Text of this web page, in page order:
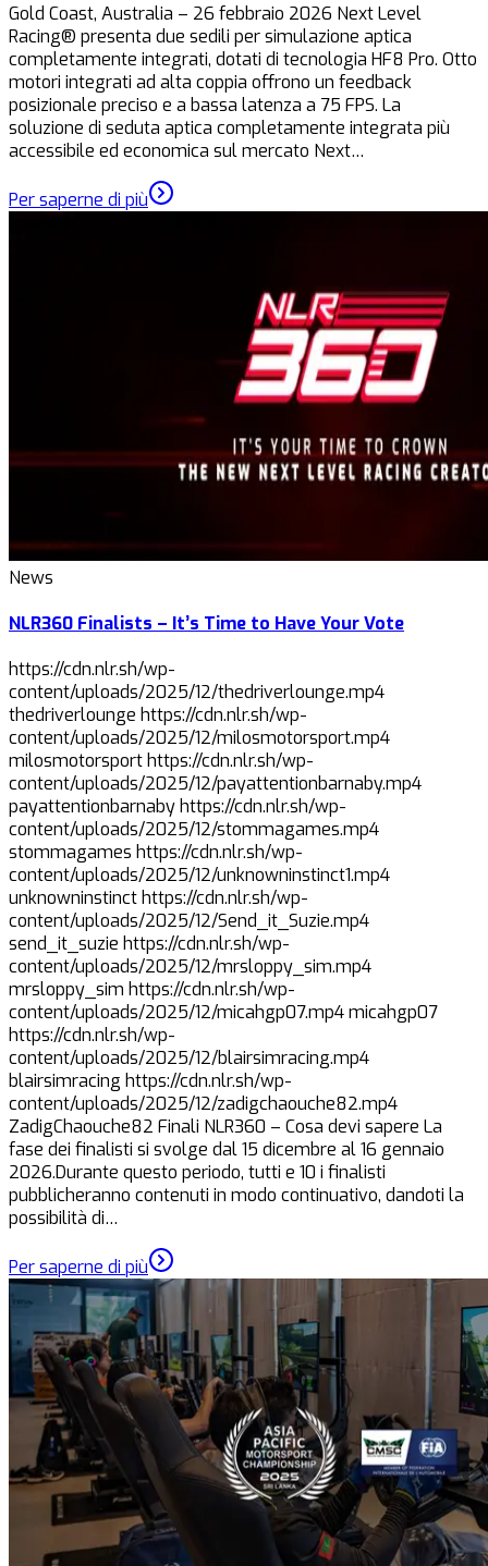
Gold Coast, Australia – 26 febbraio 2026 Next Level
Racing® presenta due sedili per simulazione aptica
completamente integrati, dotati di tecnologia HF8 Pro. Otto
motori integrati ad alta coppia offrono un feedback
posizionale preciso e a bassa latenza a 75 FPS. La
soluzione di seduta aptica completamente integrata più
accessibile ed economica sul mercato Next…
Per saperne di più
News
NLR360 Finalists – It’s Time to Have Your Vote
https://cdn.nlr.sh/wp-
content/uploads/2025/12/thedriverlounge.mp4
thedriverlounge https://cdn.nlr.sh/wp-
content/uploads/2025/12/milosmotorsport.mp4
milosmotorsport https://cdn.nlr.sh/wp-
content/uploads/2025/12/payattentionbarnaby.mp4
payattentionbarnaby https://cdn.nlr.sh/wp-
content/uploads/2025/12/stommagames.mp4
stommagames https://cdn.nlr.sh/wp-
content/uploads/2025/12/unknowninstinct1.mp4
unknowninstinct https://cdn.nlr.sh/wp-
content/uploads/2025/12/Send_it_Suzie.mp4
send_it_suzie https://cdn.nlr.sh/wp-
content/uploads/2025/12/mrsloppy_sim.mp4
mrsloppy_sim https://cdn.nlr.sh/wp-
content/uploads/2025/12/micahgp07.mp4 micahgp07
https://cdn.nlr.sh/wp-
content/uploads/2025/12/blairsimracing.mp4
blairsimracing https://cdn.nlr.sh/wp-
content/uploads/2025/12/zadigchaouche82.mp4
ZadigChaouche82 Finali NLR360 – Cosa devi sapere La
fase dei finalisti si svolge dal 15 dicembre al 16 gennaio
2026.Durante questo periodo, tutti e 10 i finalisti
pubblicheranno contenuti in modo continuativo, dandoti la
possibilità di…
Per saperne di più